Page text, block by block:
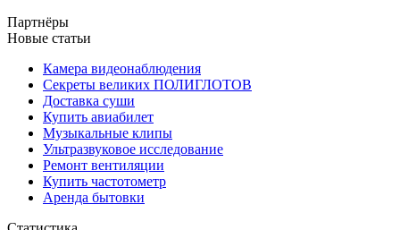
Партнёры
Новые статьи
Камера видеонаблюдения
Секреты великих ПОЛИГЛОТОВ
Доставка суши
Купить авиабилет
Музыкальные клипы
Ультразвуковое исследование
Ремонт вентиляции
Купить частотометр
Аренда бытовки